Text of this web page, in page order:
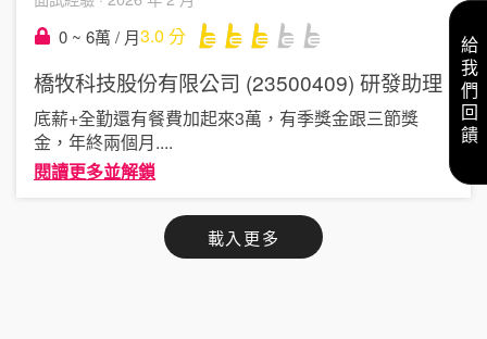
0 ~ 6萬 / 月3.0 分
橋牧科技股份有限公司 (23500409) 研發助理
底薪+全勤還有餐費加起來3萬，有季獎金跟三節獎
金，年終兩個月....
閱讀更多並解鎖
載入更多
給我們回饋